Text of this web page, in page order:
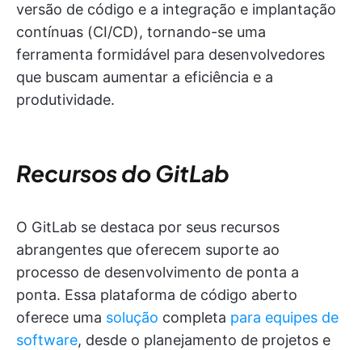
versão de código e a integração e implantação
contínuas (CI/CD), tornando-se uma
ferramenta formidável para desenvolvedores
que buscam aumentar a eficiência e a
produtividade.
Recursos do GitLab
O GitLab se destaca por seus recursos
abrangentes que oferecem suporte ao
processo de desenvolvimento de ponta a
ponta. Essa plataforma de código aberto
oferece uma solução completa para equipes de
software, desde o planejamento de projetos e